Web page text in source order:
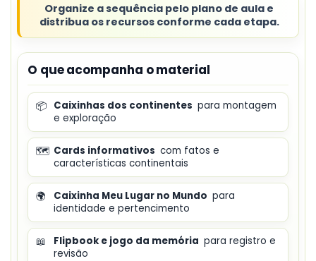
Organize a sequência pelo plano de aula e
distribua os recursos conforme cada etapa.
O que acompanha o material
📦 Caixinhas dos continentes para montagem
e exploração
🗺️ Cards informativos com fatos e
características continentais
🌍 Caixinha Meu Lugar no Mundo para
identidade e pertencimento
📖 Flipbook e jogo da memória para registro e
revisão